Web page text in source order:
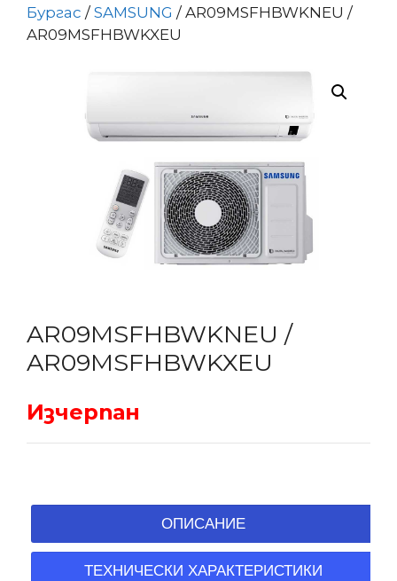
Бургас /SAMSUNG / AR09MSFHBWKNEU /
AR09MSFHBWKXEU
AR09MSFHBWKNEU /
AR09MSFHBWKXEU
Изчерпан
ОПИСАНИЕ
ТЕХНИЧЕСКИ ХАРАКТЕРИСТИКИ